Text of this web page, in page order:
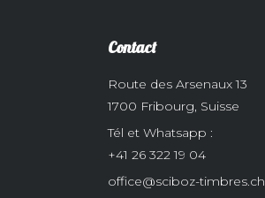
Contact
Route des Arsenaux 13
1700 Fribourg, Suisse
Tél et Whatsapp :
+41 26 322 19 04
office@sciboz-timbres.ch